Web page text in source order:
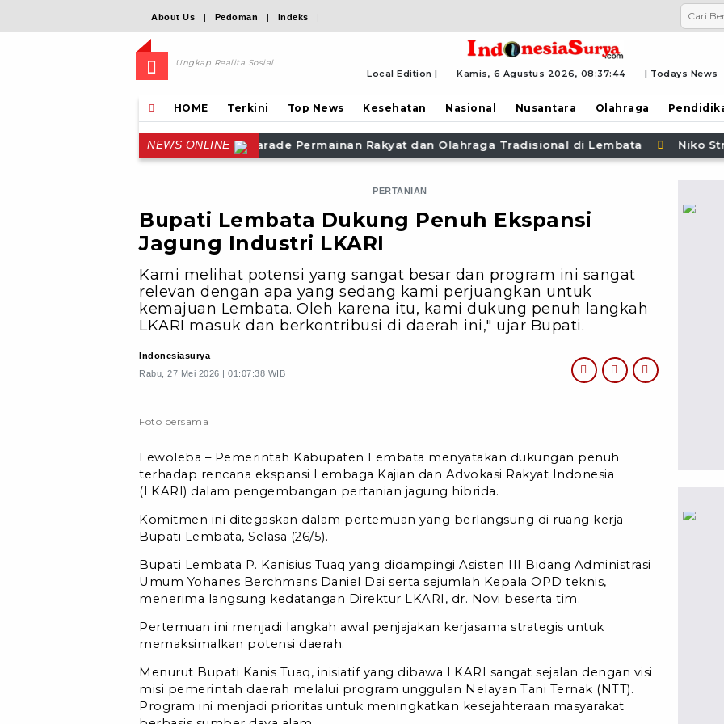
About Us | Pedoman | Indeks |
Ungkap Realita Sosial
Local Edition |
Kamis, 6 Agustus 2026, 08:37:46 | Todays News
HOME Terkini Top News Kesehatan Nasional Nusantara Olahraga
NEWS ONLINE
Parade Permainan Rakyat dan Olahraga Tradisional di Lembata Niko Strawn, SVD: Total untuk Lembata "
PERTANIAN
Bupati Lembata Dukung Penuh Ekspansi
Jagung Industri LKARI
Kami melihat potensi yang sangat besar dan program ini sangat
relevan dengan apa yang sedang kami perjuangkan untuk
kemajuan Lembata. Oleh karena itu, kami dukung penuh langkah
LKARI masuk dan berkontribusi di daerah ini," ujar Bupati.
Indonesiasurya
Rabu, 27 Mei 2026 | 01:07:38 WIB
Foto bersama
Lewoleba – Pemerintah Kabupaten Lembata menyatakan dukungan penuh
terhadap rencana ekspansi Lembaga Kajian dan Advokasi Rakyat Indonesia
(LKARI) dalam pengembangan pertanian jagung hibrida.
Komitmen ini ditegaskan dalam pertemuan yang berlangsung di ruang kerja
Bupati Lembata, Selasa (26/5).
Bupati Lembata P. Kanisius Tuaq yang didampingi Asisten III Bidang Administrasi
Umum Yohanes Berchmans Daniel Dai serta sejumlah Kepala OPD teknis,
menerima langsung kedatangan Direktur LKARI, dr. Novi beserta tim.
Pertemuan ini menjadi langkah awal penjajakan kerjasama strategis untuk
memaksimalkan potensi daerah.
Menurut Bupati Kanis Tuaq, inisiatif yang dibawa LKARI sangat sejalan dengan visi
misi pemerintah daerah melalui program unggulan Nelayan Tani Ternak (NTT).
Program ini menjadi prioritas untuk meningkatkan kesejahteraan masyarakat